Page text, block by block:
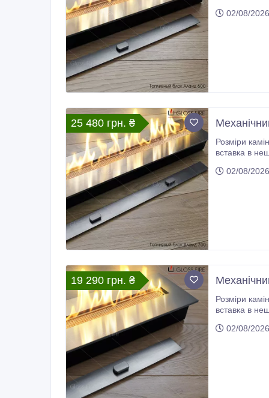
02/08/2026
25 480 грн. ₴
Розміри каміна: 700х150х65, мм Довжина лінії вогню:
вставка в неширокі, виконані з негорючих матеріалів стіни, ніші, мармурові або кам'яні
02/08/2026
19 290 грн. ₴
Розміри каміна: 400х150х65, мм Довжина лінії вогню:
вставка в неширокі, виконані з негорючих матеріалів стіни, ніші, мармурові або кам'яні
02/08/2026